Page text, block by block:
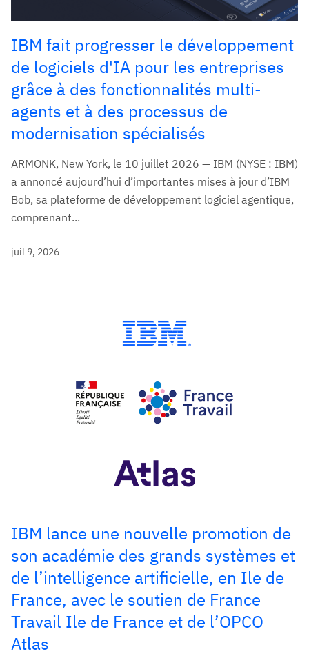
IBM fait progresser le développement
de logiciels d'IA pour les entreprises
grâce à des fonctionnalités multi-
agents et à des processus de
modernisation spécialisés
ARMONK, New York, le 10 juillet 2026 — IBM (NYSE : IBM)
a annoncé aujourd’hui d’importantes mises à jour d’IBM
Bob, sa plateforme de développement logiciel agentique,
comprenant...
juil 9, 2026
IBM lance une nouvelle promotion de
son académie des grands systèmes et
de l’intelligence artificielle, en Ile de
France, avec le soutien de France
Travail Ile de France et de l’OPCO
Atlas